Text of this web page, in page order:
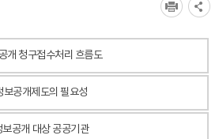
개 청구접수처리 흐름도
보공개제도의 필요성
보공개 대상 공공기관